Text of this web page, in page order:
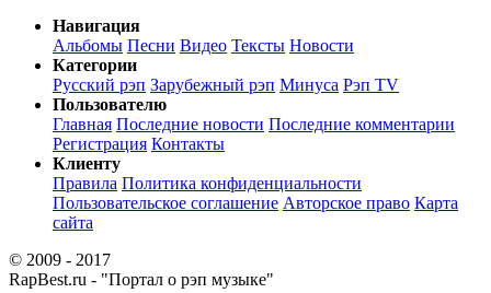
Навигация
Альбомы Песни Видео Тексты Новости
Категории
Русский рэп Зарубежный рэп Минуса Рэп TV
Пользователю
Главная Последние новости Последние комментарии
Регистрация Контакты
Клиенту
Правила Политика конфиденциальности
Пользовательское соглашение Авторское право Карта
сайта
© 2009 - 2017
RapBest.ru - "Портал о рэп музыке"